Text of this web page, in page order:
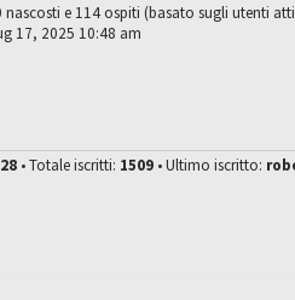
nascosti e 114 ospiti (basato sugli utenti
17, 2025 10:48 am
• Totale iscritti: 1509 • Ultimo iscritto: